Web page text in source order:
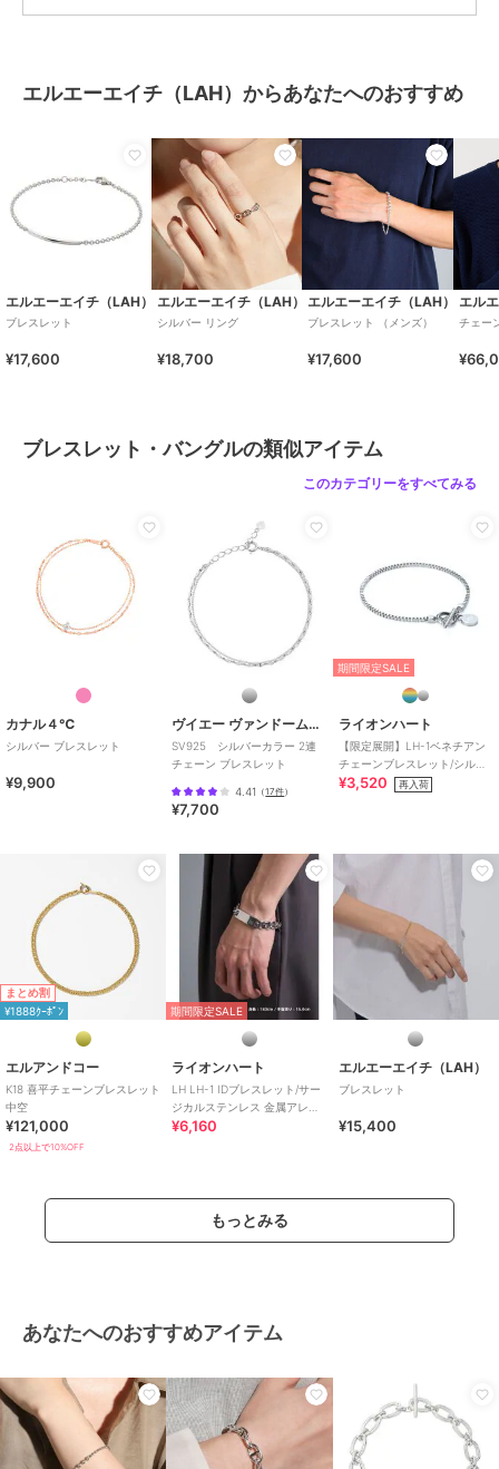
カラー キュービックジルコニア
素材
シルバー925（ロジウムメッ
キ）、キュービックジルコニア
商品のお取り扱い方法
アクセサリー・ヘアアクセサリー
シルバー系/その他モチーフアク
セ /シルバー925 /ジルコニア
パーティー・結婚式・二次会
レモニー・入学式・卒業式
ブレスレット・バングル
シルバー系
その他モチーフアク
エルエーエイチ（LAH）からあなたへのおすすめ
エルエーエイチ（LAH）
ブレスレット
¥17,600
エルエーエイチ（LAH）
シルバー リング
¥18,700
エルエーエイチ（LAH）
ブレスレット （メンズ）
¥17,600
エル
チェー
ブレスレット・バングルの類似アイテム
このカテゴリーをすべてみる
カナル４℃
シルバー ブレスレット
¥9,900
ヴイエー ヴァンドーム青山
SV925 シルバーカラー 2連
チェーン ブレスレット
4.41 （17件）
¥7,700
期間限定SALE
ライオンハート
【限定展開】LH-1ベネチアン
チェーンブレスレット/シルバ
ー/Mサイズ/ステンレス金属ア
¥3,520 再入荷
まとめ割
¥1888ｸｰﾎﾟﾝ
エルアンドコー
K18 喜平チェーンブレスレット
中空
¥121,000
2点以上で10%OFF
期間限定SALE
ライオンハート
LH LH-1 IDブレスレット/サー
ジカルステンレス 金属アレル
ギー対応
¥6,160
エルエーエイチ（LAH）
ブレスレット
¥15,400
もっとみる
あなたへのおすすめアイテム